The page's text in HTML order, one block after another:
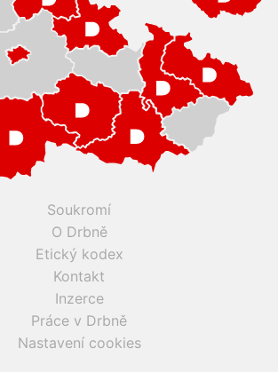
Soukromí
O Drbně
Etický kodex
Kontakt
Inzerce
Práce v Drbně
Nastavení cookies